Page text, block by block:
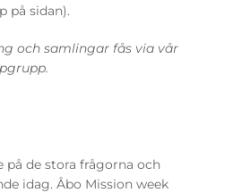
på sidan).
och samlingar fås via vår
på de stora frågorna och
idag. Åbo Mission week